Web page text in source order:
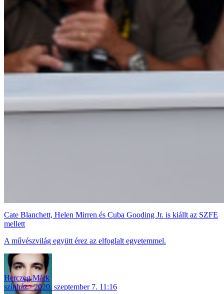
Cate Blanchett, Helen Mirren és Cuba Gooding Jr. is kiállt az SZFE
mellett
A művészvilág együtt érez az elfoglalt egyetemmel.
Herczeg Márk
színház
2020. szeptember 7. 11:16